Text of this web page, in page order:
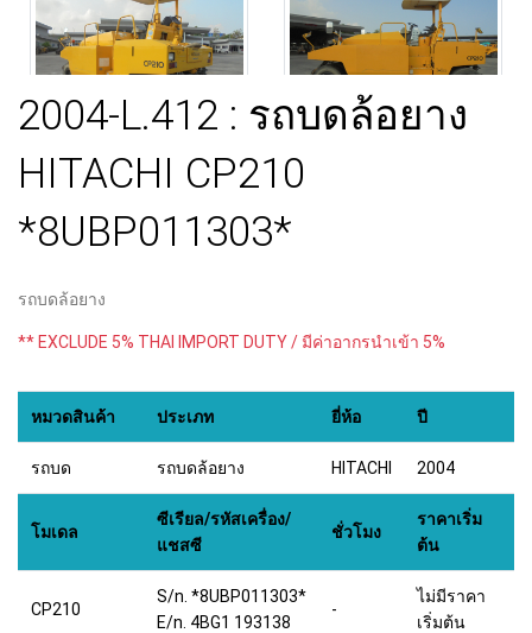
2004-L.412 : รถบดล้อยาง
HITACHI CP210
*8UBP011303*
รถบดล้อยาง
** EXCLUDE 5% THAI IMPORT DUTY / มีค่าอากรนำเข้า 5%
หมวดสินค้า ประเภท ยี่ห้อ ปี
รถบด รถบดล้อยาง HITACHI 2004
โมเดล
ซีเรียล/รหัสเครื่อง/
แชสซี
ชั่วโมง
ราคาเริ่ม
ต้น
CP210
S/n. *8UBP011303*
E/n. 4BG1 193138
-
ไม่มีราคา
เริ่มต้น